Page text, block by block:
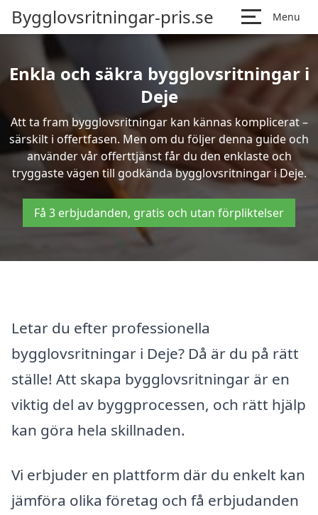
Bygglovsritningar-pris.se Menu
Enkla och säkra bygglovsritningar i
Deje
Att ta fram bygglovsritningar kan kännas komplicerat –
särskilt i offertfasen. Men om du följer denna guide och
använder vår offerttjänst får du den enklaste och
tryggaste vägen till godkända bygglovsritningar i Deje.
Få 3 erbjudanden, gratis och utan förpliktelser
Letar du efter professionella
bygglovsritningar i Deje? Då är du på rätt
ställe! Att skapa bygglovsritningar är en
viktig del av byggprocessen, och rätt hjälp
kan göra hela skillnaden.
Vi erbjuder en plattform där du enkelt kan
jämföra olika företag och få erbjudanden